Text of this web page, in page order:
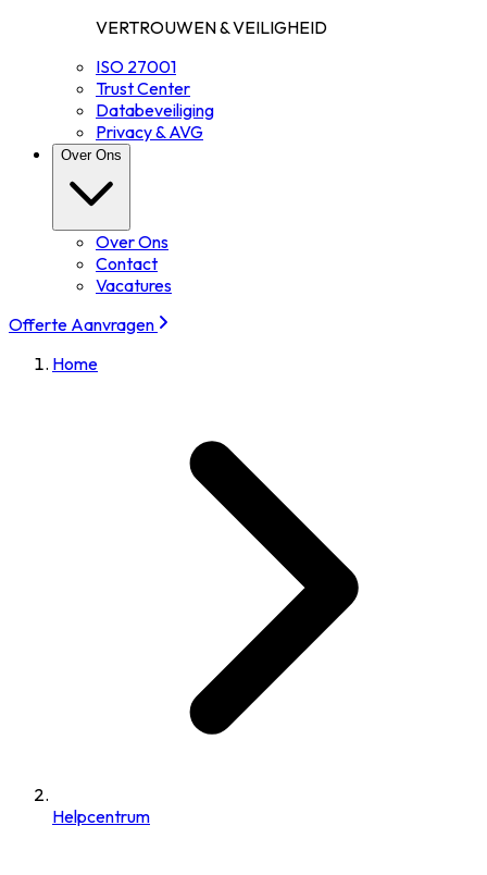
VERTROUWEN & VEILIGHEID
ISO 27001
Trust Center
Databeveiliging
Privacy & AVG
Over Ons
Over Ons
Contact
Vacatures
Offerte Aanvragen
Home
Helpcentrum